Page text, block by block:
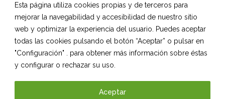
Esta página utiliza cookies propias y de terceros para
mejorar la navegabilidad y accesibilidad de nuestro sitio
web y optimizar la experiencia del usuario. Puedes aceptar
todas las cookies pulsando el botón “Aceptar” o pulsar en
"Configuración" . para obtener más información sobre éstas
y configurar o rechazar su uso.
Aceptar
información con...
READ MORE